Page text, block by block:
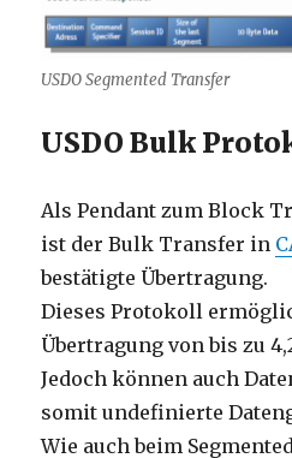
USDO Segmented Transfer
USDO Bulk
Als Pendant zum Block
ist der Bulk Transfer in
bestätigte Übertragung.
Dieses Protokoll
Übertragung von bis zu
Jedoch können auch
somit undefinierte
Wie auch beim